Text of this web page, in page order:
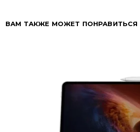
ВАМ ТАКЖЕ МОЖЕТ ПОНРАВИТЬСЯ